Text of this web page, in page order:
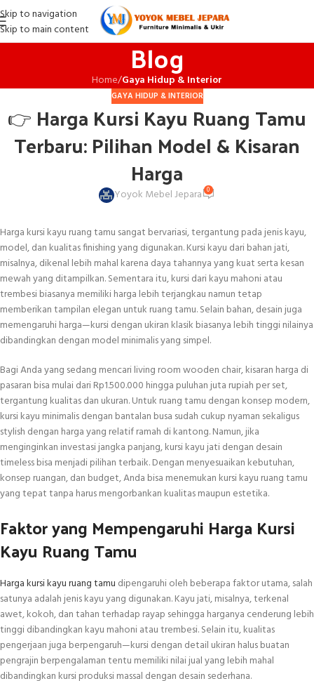
Skip to navigation
Skip to main content
Blog
Home/Gaya Hidup & Interior
GAYA HIDUP & INTERIOR
👉 Harga Kursi Kayu Ruang Tamu
Terbaru: Pilihan Model & Kisaran
Harga
Yoyok Mebel Jepara 0
Harga kursi kayu ruang tamu sangat bervariasi, tergantung pada jenis kayu,
model, dan kualitas finishing yang digunakan. Kursi kayu dari bahan jati,
misalnya, dikenal lebih mahal karena daya tahannya yang kuat serta kesan
mewah yang ditampilkan. Sementara itu, kursi dari kayu mahoni atau
trembesi biasanya memiliki harga lebih terjangkau namun tetap
memberikan tampilan elegan untuk ruang tamu. Selain bahan, desain juga
memengaruhi harga—kursi dengan ukiran klasik biasanya lebih tinggi nilainya
dibandingkan dengan model minimalis yang simpel.
Bagi Anda yang sedang mencari living room wooden chair, kisaran harga di
pasaran bisa mulai dari Rp1.500.000 hingga puluhan juta rupiah per set,
tergantung kualitas dan ukuran. Untuk ruang tamu dengan konsep modern,
kursi kayu minimalis dengan bantalan busa sudah cukup nyaman sekaligus
stylish dengan harga yang relatif ramah di kantong. Namun, jika
menginginkan investasi jangka panjang, kursi kayu jati dengan desain
timeless bisa menjadi pilihan terbaik. Dengan menyesuaikan kebutuhan,
konsep ruangan, dan budget, Anda bisa menemukan kursi kayu ruang tamu
yang tepat tanpa harus mengorbankan kualitas maupun estetika.
Faktor yang Mempengaruhi Harga Kursi
Kayu Ruang Tamu
Harga kursi kayu ruang tamu dipengaruhi oleh beberapa faktor utama, salah
satunya adalah jenis kayu yang digunakan. Kayu jati, misalnya, terkenal
awet, kokoh, dan tahan terhadap rayap sehingga harganya cenderung lebih
tinggi dibandingkan kayu mahoni atau trembesi. Selain itu, kualitas
pengerjaan juga berpengaruh—kursi dengan detail ukiran halus buatan
pengrajin berpengalaman tentu memiliki nilai jual yang lebih mahal
dibandingkan kursi produksi massal dengan desain sederhana.